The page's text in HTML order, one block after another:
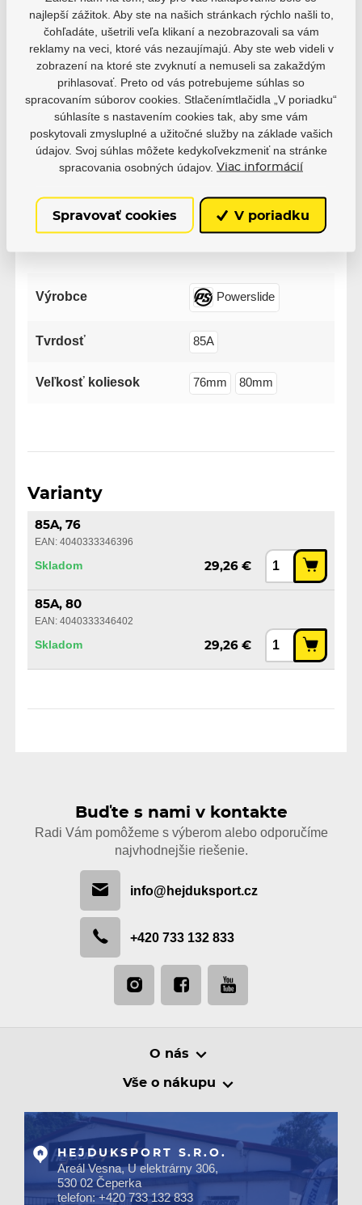
ktorí si produkt reálne zakúpili.
0 užívateľov odporúča
3
0
1
0
Parametre
Výrobce Powerslide
Tvrdosť 85A
Veľkosť koliesok 76mm 80mm
Varianty
85A, 76
EAN: 4040333346396
Skladom 29,26 €
85A, 80
EAN: 4040333346402
Skladom 29,26 €
Buďte s nami v kontakte
Radi Vám pomôžeme s výberom alebo odporučíme
najvhodnejšie riešenie.
info@hejduksport.cz
+420 733 132 833
O nás
Vše o nákupu
HEJDUKSPORT S.R.O.
Areál Vesna, U elektrárny 306,
530 02 Čeperka
telefon: +420 733 132 833
najlepší zážitok. Aby ste na našich stránkach rýchlo našli to,
čohľadáte, ušetrili veľa klikaní a nezobrazovali sa vám
reklamy na veci, ktoré vás nezaujímajú. Aby ste web videli v
zobrazení na ktoré ste zvyknutí a nemuseli sa zakaždým
prihlasovať. Preto od vás potrebujeme súhlas so
spracovaním súborov cookies. Stlačenímtlačidla „V poriadku“
súhlasíte s nastavením cookies tak, aby sme vám
poskytovali zmysluplné a užitočné služby na základe vašich
údajov. Svoj súhlas môžete kedykoľvekzmeniť na stránke
spracovania osobných údajov. Viac informácií
Spravovať cookies V poriadku